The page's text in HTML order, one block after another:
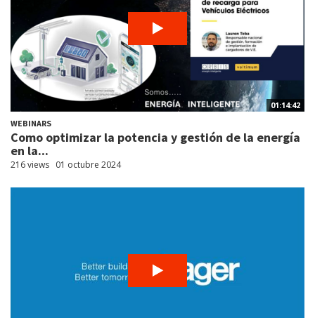
01:14:42
WEBINARS
Como optimizar la potencia y gestión de la energía
en la...
216 views 01 octubre 2024